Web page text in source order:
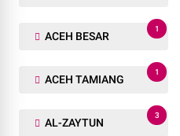
ACEH BESAR
1
ACEH TAMIANG
1
AL-ZAYTUN
3